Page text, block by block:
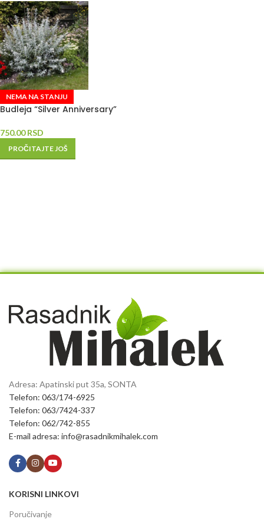
NEMA NA STANJU
Budleja “Silver Anniversary”
750.00RSD
PROČITAJTE JOŠ
Adresa: Apatinski put 35a, SONTA
Telefon: 063/174-6925
Telefon: 063/7424-337
Telefon: 062/742-855
E-mail adresa: info@rasadnikmihalek.com
KORISNI LINKOVI
Poručivanje